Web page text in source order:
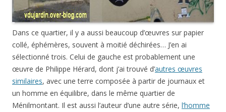
Dans ce quartier, il y a aussi beaucoup d’œuvres sur papier
collé, éphémères, souvent à moitié déchirées… J’en ai
sélectionné trois. Celui de gauche est probablement une
œuvre de Philippe Hérard, dont j’ai trouvé d’autres œuvres
similaires, avec une terre composée à partir de journaux et
un homme en équilibre, dans le même quartier de
Ménilmontant. Il est aussi l’auteur d’une autre série, l’homme